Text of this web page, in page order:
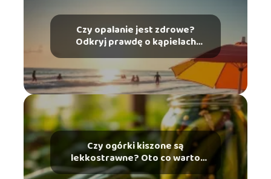
Czy opalanie jest zdrowe?
Odkryj prawdę o kąpielach
słonecznych
Czy ogórki kiszone są
lekkostrawne? Oto co warto
wiedzieć